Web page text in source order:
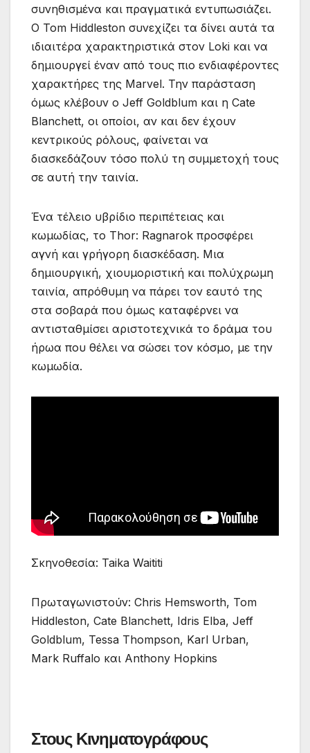
συνηθισμένα και πραγματικά εντυπωσιάζει.
Ο Tom Hiddleston συνεχίζει τα δίνει αυτά τα
ιδιαιτέρα χαρακτηριστικά στον Loki και να
δημιουργεί έναν από τους πιο ενδιαφέροντες
χαρακτήρες της Marvel. Την παράσταση
όμως κλέβουν ο Jeff Goldblum και η Cate
Blanchett, οι οποίοι, αν και δεν έχουν
κεντρικούς ρόλους, φαίνεται να
διασκεδάζουν τόσο πολύ τη συμμετοχή τους
σε αυτή την ταινία.
Ένα τέλειο υβρίδιο περιπέτειας και
κωμωδίας, το Thor: Ragnarok προσφέρει
αγνή και γρήγορη διασκέδαση. Μια
δημιουργική, χιουμοριστική και πολύχρωμη
ταινία, απρόθυμη να πάρει τον εαυτό της
στα σοβαρά που όμως καταφέρνει να
αντισταθμίσει αριστοτεχνικά το δράμα του
ήρωα που θέλει να σώσει τον κόσμο, με την
κωμωδία.
Σκηνοθεσία: Taika Waititi
Πρωταγωνιστούν: Chris Hemsworth, Tom
Hiddleston, Cate Blanchett, Idris Elba, Jeff
Goldblum, Tessa Thompson, Karl Urban,
Mark Ruffalo και Anthony Hopkins
Στους Κινηματογράφους